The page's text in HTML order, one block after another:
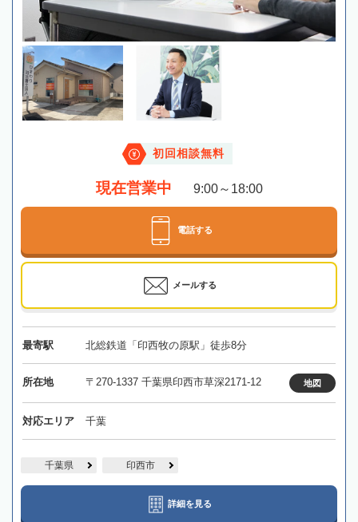
初回相談無料
現在営業中 9:00～18:00
電話する
メールする
最寄駅 北総鉄道「印西牧の原駅」徒歩8分
所在地 〒270-1337 千葉県印西市草深2171-12 地図
対応エリア 千葉
千葉県 印西市
詳細を見る